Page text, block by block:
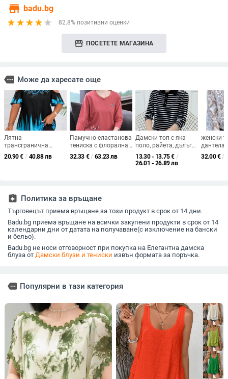
store badu.bg
82.8% позитивни оценки
storefront ПОСЕТЕТЕ МАГАЗИНА
more Може да харесате още
Лятна
трансгранична
доставка на дамско
облекло с големи
кръгло деколте и
20.90€ / 40.88 лв
Памучно-еластанова
тениска с флорална
шарка, 3/4 ръкав,
свободна кройка,
32.33 € / 63.23 лв
Дамски топ с яка
поло, райета, дълъг
ръкав, ежедневен
градски стил
13.30 - 13.75€ /
26.01 - 26.89 лв
женски
дантела
ръкави -
силует,
32.00€ /
assignment_return Политика за връщане
Търговецът приема връщане за този продукт в срок от 14 дни.
Badu.bg приема връщане на всички закупени продукти в срок от 14
календарни дни от датата на получаване(с изключение на бански
и бельо).
Badu.bg не носи отговорност при покупка на Елегантна дамска
блуза от Дамски блузи и тениски извън формата за поръчка.
more Популярни в тази категория